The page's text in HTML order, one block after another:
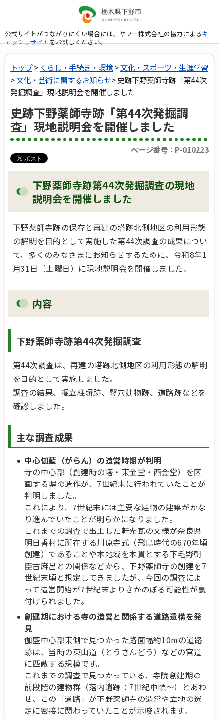
公式サイトがつながりにくい場合には、ヤフー株式会社の協力によるキ
ャッシュサイトをお試しください。
トップ> くらし・手続き・環境>文化・スポーツ・生涯学習
>文化・芸術に関するお知らせ> 史跡下野薬師寺跡「第44次
発掘調査」現地説明会を開催しました
史跡下野薬師寺跡「第44次発掘調
査」現地説明会を開催しました
ページ番号：P-010223
下野薬師寺跡第44次発掘調査の現地
説明会を開催しました
下野薬師寺跡の保存と再建の塔跡北側地区の利用形態
の解明を目的として実施した第44次調査の成果につい
て、多くのみなさまにお知らせするために、令和8年1
月31日（土曜日）に現地説明会を開催しました。
内容
下野薬師寺跡第44次発掘調査
第44次調査は、再建の塔跡北側地区の利用形態の解明
を目的として実施しました。
調査の結果、掘立柱塀跡、竪穴建物跡、道路跡などを
確認しました。
主な調査成果
中心伽藍（がらん）の造営時期が判明
寺の中心部（創建時の塔・東金堂・西金堂）を区
画する塀の造作が、7世紀末に行われていたことが
判明しました。
これにより、7世紀末には主要な建物の建築がかな
り進んでいたことが明らかになりました。
これまでの調査で出土した軒先瓦の文様が奈良県
明日香村に所在する川原寺式（飛鳥時代の670年頃
創建）であることや本地域を本貫とする下毛野朝
臣古麻呂との関係などから、下野薬師寺の創建を7
世紀末頃と想定してきましたが、今回の調査によ
って造営開始が7世紀末よりさかのぼる可能性が裏
付けられました。
創建期における寺の造営と関係する道路遺構を発
見
伽藍中心部東側で見つかった路面幅約10mの道路
跡は、当時の東山道（とうさんどう）などの官道
に匹敵する規模です。
これまでの調査で見つかっている、寺院創建期の
前段階の建物群（落内遺跡：7世紀中頃～）とあわ
せ、この「道路」が下野薬師寺の造営や立地の選
定に密接に関わっていたことが示唆されます。